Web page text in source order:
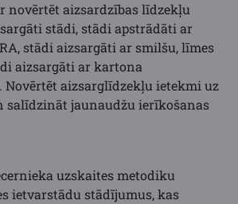
novērtēt aizsardzības līdzekļu
stādi, stādi apstrādāti ar
stādi aizsargāti ar smilšu, līmes
aizsargāti ar kartona
Novērtēt aizsarglīdzekļu ietekmi uz
salīdzināt jaunaudžu ierīkošanas
uzskaites metodiku
ietvarstādu stādījumus, kas